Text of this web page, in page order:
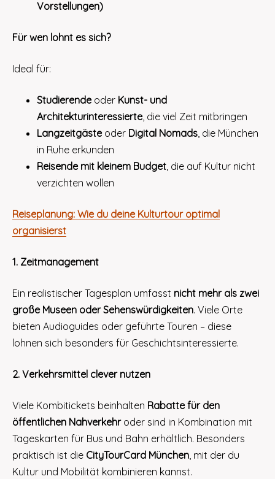
Vorstellungen)
Für wen lohnt es sich?
Ideal für:
Studierendeoder Kunst- und
Architekturinteressierte, die viel Zeit mitbringen
Langzeitgästeoder Digital Nomads, die München
in Ruhe erkunden
Reisende mit kleinem Budget, die auf Kultur nicht
verzichten wollen
Reiseplanung: Wie du deine Kulturtour optimal
organisierst
1. Zeitmanagement
Ein realistischer Tagesplan umfasst nicht mehr als zwei
große Museen oder Sehenswürdigkeiten. Viele Orte
bieten Audioguides oder geführte Touren – diese
lohnen sich besonders für Geschichtsinteressierte.
2. Verkehrsmittel clever nutzen
Viele Kombitickets beinhalten Rabatte für den
öffentlichen Nahverkehroder sind in Kombination mit
Tageskarten für Bus und Bahn erhältlich. Besonders
praktisch ist die CityTourCard München, mit der du
Kultur und Mobilität kombinieren kannst.